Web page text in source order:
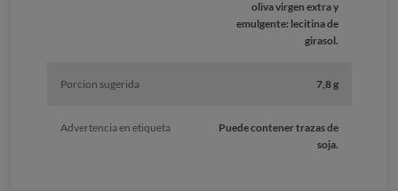
oliva virgen extra y
emulgente: lecitina de
girasol.
Porcion sugerida 7,8 g
Advertencia en etiqueta
Puede contener trazas de
soja.